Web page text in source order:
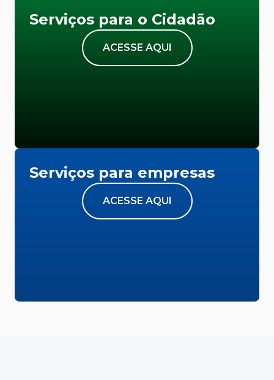
Serviços para o Cidadão
ACESSE AQUI
Serviços para empresas
ACESSE AQUI